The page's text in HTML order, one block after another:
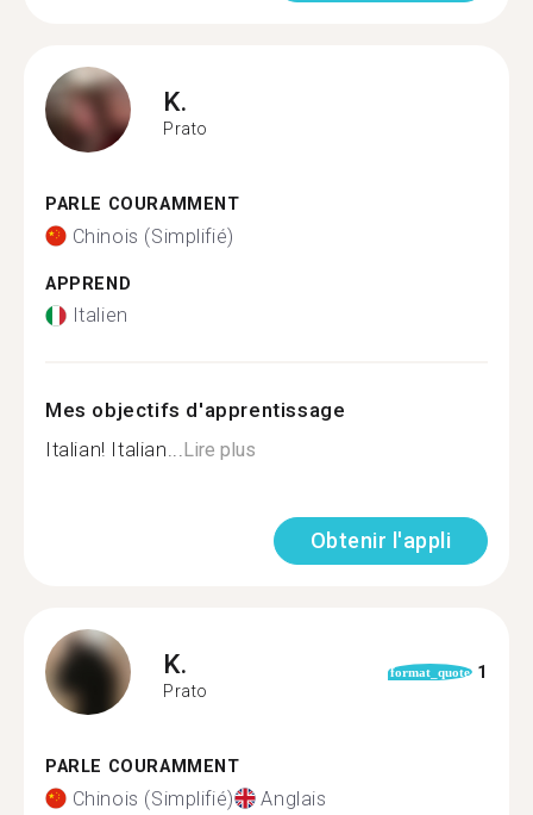
K.
Prato
PARLE COURAMMENT
Chinois (Simplifié)
APPREND
Italien
Mes objectifs d'apprentissage
Italian! Italian...Lire plus
Obtenir l'appli
K.
Prato
format_quote 1
PARLE COURAMMENT
Chinois (Simplifié) Anglais